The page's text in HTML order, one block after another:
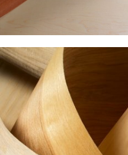
НАТРУАЛЬНАЯ
Мебельная
Кромка
ОТ ПРОИЗВОДИТЕЛЯ